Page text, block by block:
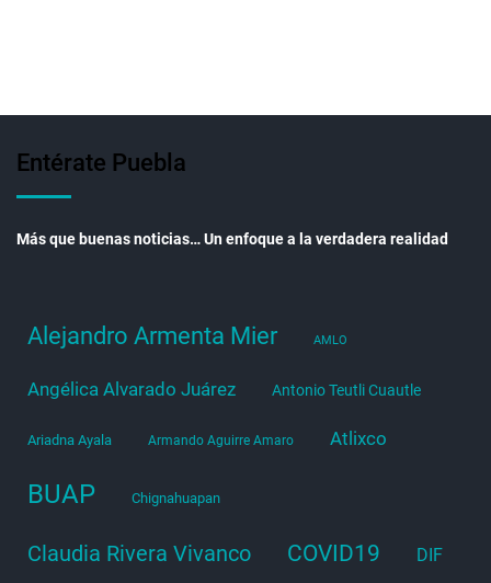
Entérate Puebla
Más que buenas noticias… Un enfoque a la verdadera realidad
Alejandro Armenta Mier AMLO
Angélica Alvarado Juárez Antonio Teutli Cuautle
Ariadna Ayala Armando Aguirre Amaro Atlixco
BUAP Chignahuapan
Claudia Rivera Vivanco COVID19 DIF